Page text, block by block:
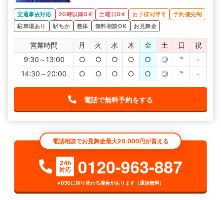
交通事故対応 20時以降OK 土曜日OK お子様同伴可
予約優先制
駐車場あり
駅ちか 整体 無料相談OK お見舞金
営業時間 月 火 水 木 金 土 日
祝
9:30～13:00
○ ○ ○ ○ ○ ◎ ℡
-
14:30～20:00
○ ○ ○ ○ ○ ◎ ℡ -
電話で無料予約をする
電話相談でお見舞金最大20,000円が貰える
24h
対応
0120-963-887
※050に切り替わる場合があります（通話無料）